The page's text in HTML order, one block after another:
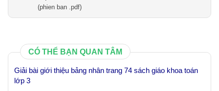
(phien ban .pdf)
CÓ THỂ BẠN QUAN TÂM
Giải bài giới thiệu bảng nhân trang 74 sách giáo khoa toán
lớp 3